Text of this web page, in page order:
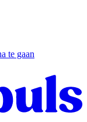
te gaan